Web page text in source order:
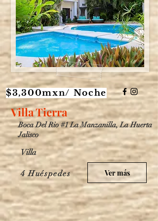
$3,300mxn/ Noche
Villa Tierra
Boca Del Rio #1 La Manzanilla, La Huerta
Jalisco
Villa
4 Huéspedes Ver más